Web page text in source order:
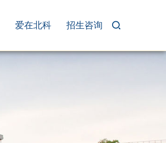
爱在北科 招生咨询